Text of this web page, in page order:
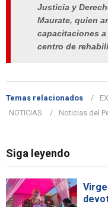
Justicia y
Maurate, quien
capacitaciones
centro de
Temas relacionados
NOTICIAS
Noticias del
Siga leyendo